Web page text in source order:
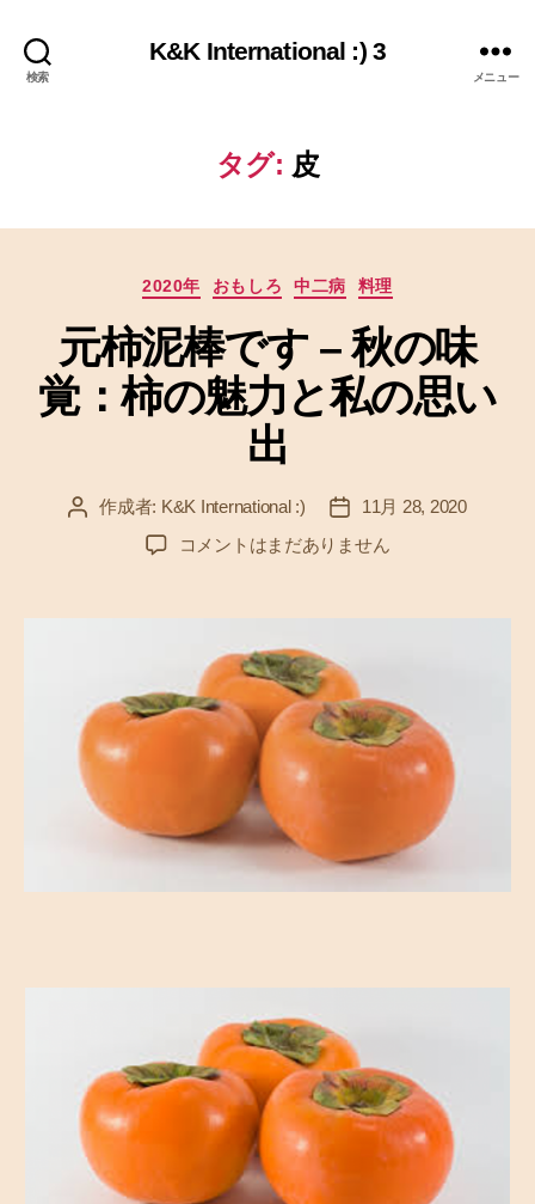
検索
K&K International :) 3
メニュー
タグ: 皮
カ
ゴ
リ
ー
2020年 おもしろ 中二病 料理
元柿泥棒です – 秋の味
覚：柿の魅力と私の思い
出
投 作成者: K&K International :)
投
稿
日
11月 28, 2020
元
–
秋
：
柿
い
出
コメントはまだありません